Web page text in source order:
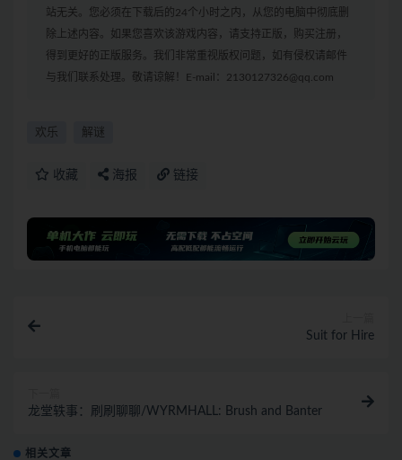
站无关。您必须在下载后的24个小时之内，从您的电脑中彻底删
除上述内容。如果您喜欢该游戏内容，请支持正版，购买注册，
得到更好的正版服务。我们非常重视版权问题，如有侵权请邮件
与我们联系处理。敬请谅解！E-mail：2130127326@qq.com
欢乐 解谜
收藏 海报 链接
Suit for Hire
龙堂轶事：刷刷聊聊/WYRMHALL: Brush and Banter
相关文章